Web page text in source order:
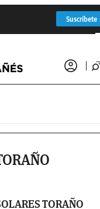
Suscríbete
TORAÑO